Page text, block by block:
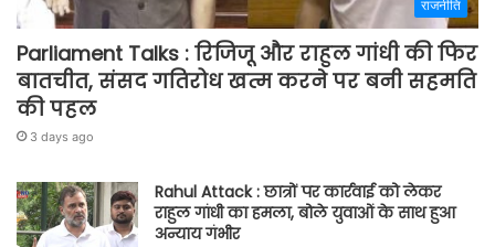
राजनीति
Parliament Talks : रिजिजू और राहुल गांधी की फिर
बातचीत, संसद गतिरोध खत्म करने पर बनी सहमति
की पहल
3 days ago
Rahul Attack : छात्रों पर कार्रवाई को लेकर
राहुल गांधी का हमला, बोले युवाओं के साथ हुआ
अन्याय गंभीर